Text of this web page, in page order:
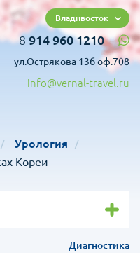
Владивосток
8 914 960 1210
ул.Острякова 13б оф.708
info@vernal-travel.ru
Урология
Кореи
Диагностика